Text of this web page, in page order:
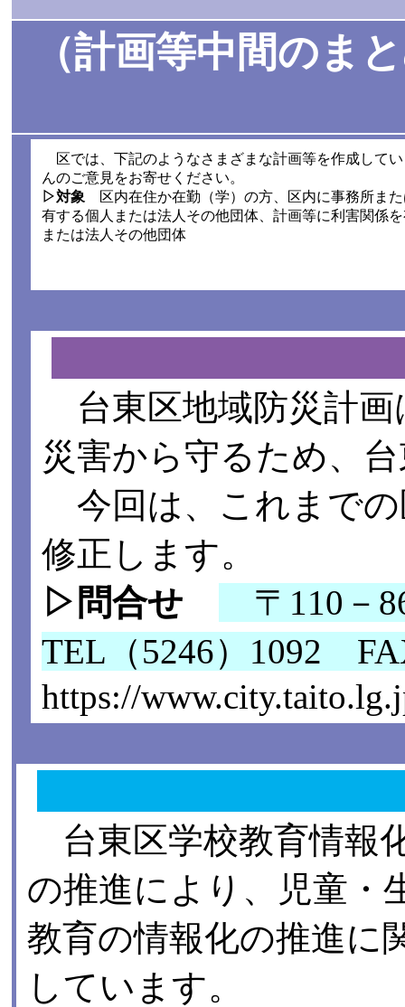
（計画等中間のま
区では、下記のようなさまざまな計画等を作成して
んのご意見をお寄せください。
▷対象 区内在住か在勤（学）の方、区内に事務所ま
有する個人または法人その他団体、計画等に利害関係
または法人その他団体
台東区地域防災計画
災害から守るため、
今回は、これまでの
修正します。
▷問合せ
〒110－
TEL（5246）1092
https://
台東区学校教育情報
の推進により、児童・
教育の情報化の推進に
しています。